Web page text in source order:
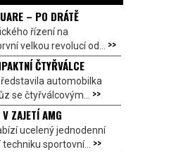
– PO DRÁTĚ
řízení na
velkou revolucí od... >>
ČTYŘVÁLCE
automobilka
se čtyřválcovým... >>
ZAJETÍ AMG
ucelený jednodenní
sportovní... >>